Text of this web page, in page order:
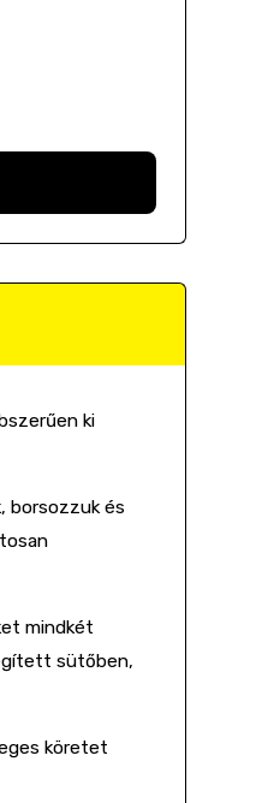
ki
borsozzuk és
mindkét
sütőben,
köretet